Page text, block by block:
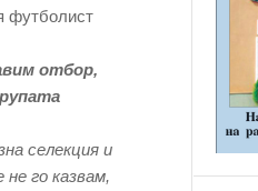
футболист
отбор,
селекция и
го казвам,